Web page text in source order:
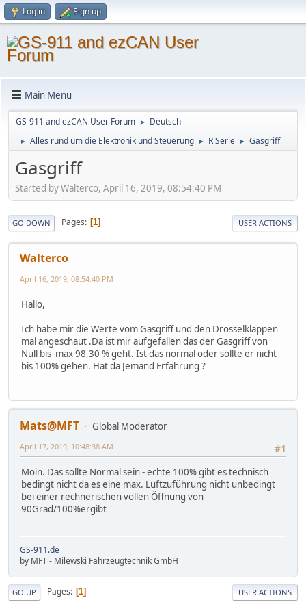
Log in Sign up
Main Menu
GS-911 and ezCAN User Forum ► Deutsch
► Alles rund um die Elektronik und Steuerung ► R Serie ► Gasgriff
Gasgriff
Started by Walterco, April 16, 2019, 08:54:40 PM
GO DOWN Pages 1 USER ACTIONS
Walterco
April 16, 2019, 08:54:40 PM
Hallo,
Ich habe mir die Werte vom Gasgriff und den Drosselklappen
mal angeschaut .Da ist mir aufgefallen das der Gasgriff von
Null bis max 98,30 % geht. Ist das normal oder sollte er nicht
bis 100% gehen. Hat da Jemand Erfahrung ?
Mats@MFT
Global Moderator
#1
April 17, 2019, 10:48:38 AM
Moin. Das sollte Normal sein - echte 100% gibt es technisch
bedingt nicht da es eine max. Luftzuführung nicht unbedingt
bei einer rechnerischen vollen Öffnung von
90Grad/100%ergibt
GS-911.de
by MFT - Milewski Fahrzeugtechnik GmbH
GO UP Pages 1 USER ACTIONS